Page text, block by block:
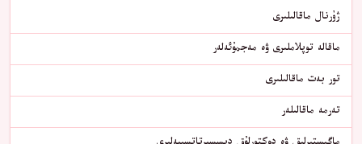
ژۇرنال ماقالىلىرى
ماقالە توپلاملىرى ۋە مەجمۇئەلەر
تور بەت ماقالىلىرى
تەرمە ماقالىلەر